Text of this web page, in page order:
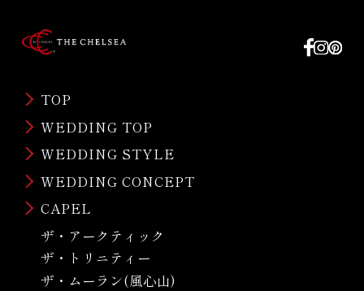
TOP
WEDDING TOP
WEDDING STYLE
WEDDING CONCEPT
CAPEL
ザ・アークティック
ザ・トリニティー
ザ・ムーラン(風心山)